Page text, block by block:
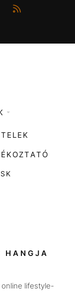
SK
HANGJA
online lifestyle-